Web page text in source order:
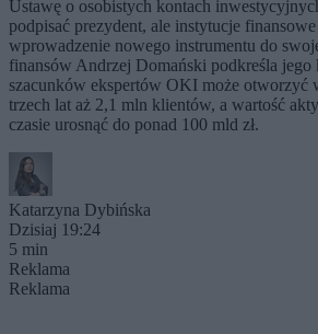
Ustawę o osobistych kontach
podpisać prezydent, ale instytucje
wprowadzenie nowego instrumentu do
finansów Andrzej Domański podkreśla jego
szacunków ekspertów OKI może otworzyć
trzech lat aż 2,1 mln klientów, a wartość
czasie urosnąć do ponad 100 mld zł.
Katarzyna Dybińska
Dzisiaj 19:24
5 min
Reklama
Reklama